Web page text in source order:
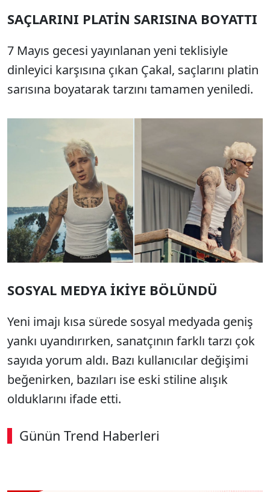
SAÇLARINI PLATİN SARISINA BOYATTI
7 Mayıs gecesi yayınlanan yeni teklisiyle
dinleyici karşısına çıkan Çakal, saçlarını platin
sarısına boyatarak tarzını tamamen yeniledi.
SOSYAL MEDYA İKİYE BÖLÜNDÜ
Yeni imajı kısa sürede sosyal medyada geniş
yankı uyandırırken, sanatçının farklı tarzı çok
sayıda yorum aldı. Bazı kullanıcılar değişimi
beğenirken, bazıları ise eski stiline alışık
olduklarını ifade etti.
Günün Trend Haberleri